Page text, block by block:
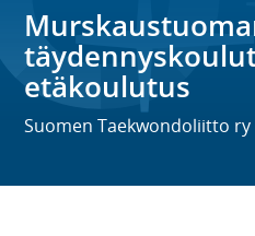
etäkoulutus
Suomen Taekwondoliitto ry